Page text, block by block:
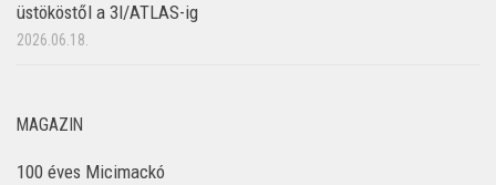
üstököstől a 3I/ATLAS-ig
2026.06.18.
MAGAZIN
100 éves Micimackó